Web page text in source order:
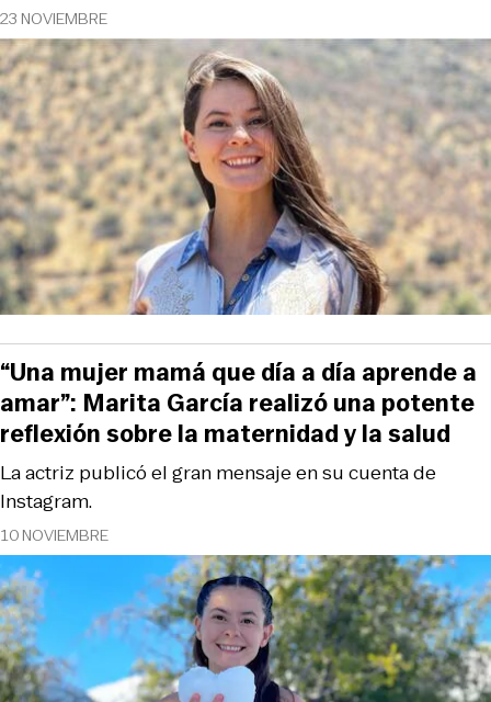
23 NOVIEMBRE
10 NOVIEMBRE
La actriz publicó el gran mensaje en su cuenta de
Instagram.
“Una mujer mamá que día a día aprende a
amar”: Marita García realizó una potente
reflexión sobre la maternidad y la salud